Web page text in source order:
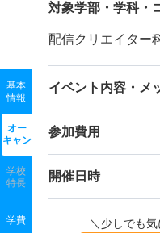
基本
情報
オー
キャン
学校
特長
学費
対象学部・学科・
配信クリエイター
イベント内容・メ
参加費用
開催日時
＼少しでも